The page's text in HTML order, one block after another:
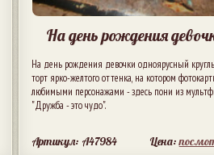
На день рождения
На день рождения девочки одноярусный
торт ярко-желтого оттенка, на котором
любимыми персонажами - здесь пони из
"Дружба - это чудо".
Артикул: A47984 Цена: